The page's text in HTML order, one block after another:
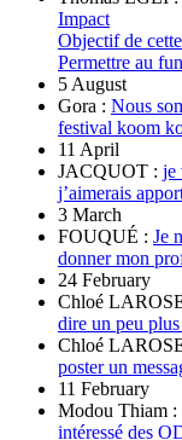
Impact
Objectif de
Permettre au
5 August
Gora : Nous
festival koom
11 April
JACQUOT : je
j’aimerais
3 March
FOUQUÉ : Je
donner mon
24 February
Chloé
dire un peu plus
Chloé
poster un
11 February
Modou Thiam :
intéressé des